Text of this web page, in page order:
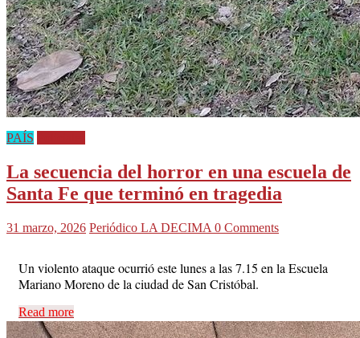
PAÍS
La secuencia del horror en una escuela de
Santa Fe que terminó en tragedia
31 marzo, 2026 Periódico LA DECIMA 0 Comments
Un violento ataque ocurrió este lunes a las 7.15 en la Escuela
Mariano Moreno de la ciudad de San Cristóbal.
Read more